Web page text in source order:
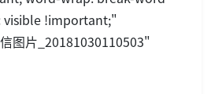
!important;"
图片_20181030110503"